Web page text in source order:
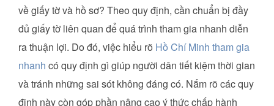
về giấy tờ và hồ sơ? Theo quy định, cần chuẩn bị đầy
đủ giấy tờ liên quan để quá trình tham gia nhanh diễn
ra thuận lợi. Do đó, việc hiểu rõ Hồ Chí Minh tham gia
nhanh có quy định gì giúp người dân tiết kiệm thời gian
và tránh những sai sót không đáng có. Nắm rõ các quy
định này còn góp phần nâng cao ý thức chấp hành